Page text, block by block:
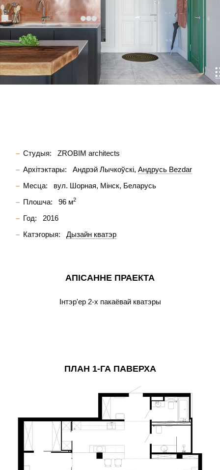
Студыя:
ZROBIM architects
Архітэктары:
Андрэй Лычкоўскі Андрусь Bezdar
Месца:
вул. Шорная, Мінск, Беларусь
Плошча:
96 м2
Год:
2016
Катэгорыя:
Дызайн кватэр
АПІСАННЕ ПРАЕКТА
Інтэр'ер 2-х пакаёвай кватэры
ПЛАН 1-ГА ПАВЕРХА